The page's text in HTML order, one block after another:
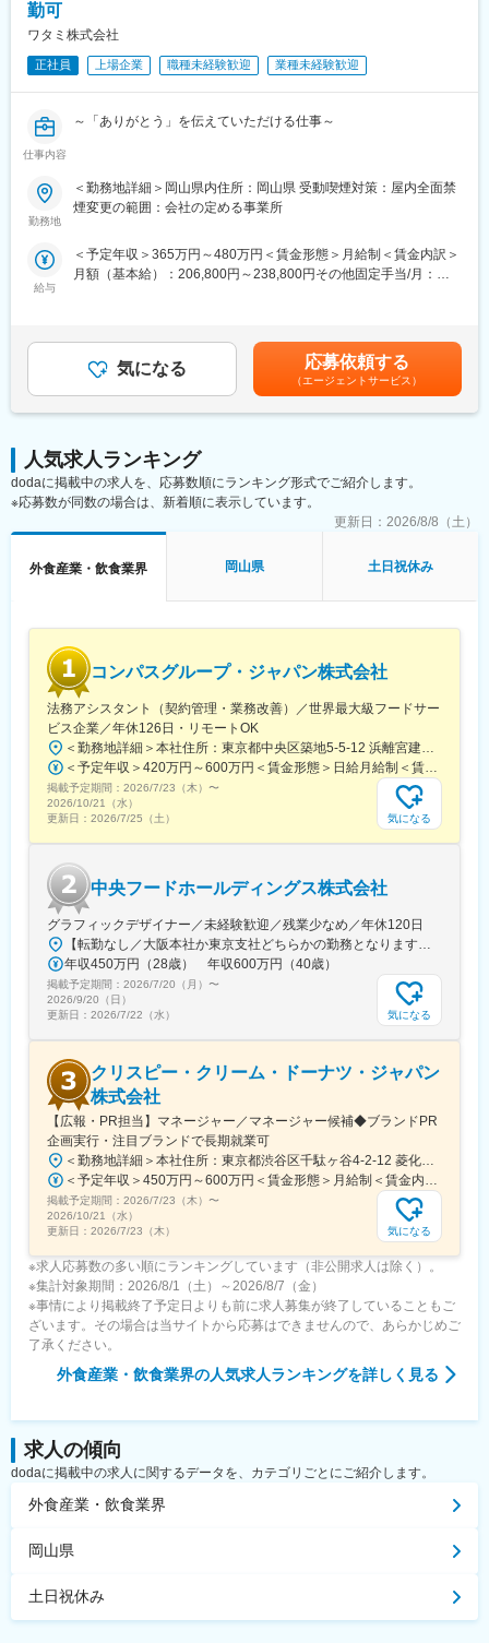
■部門の体制：
経理グループに配属予定です。
極的に事業展開やM&Aを進め、新たなサービスを生み出している
老舗ベンチャー企業です。これまで教習所・ドローン・不動産・
化に伴い、担当事業およびグループ全体を担っていただく経理担
当ポジションを募集します。成長企業の中枢で経理の経験を活か
勤可
ワタミ株式会社
正社員 上場企業 職種未経験歓迎 業種未経験歓迎
仕事内容
～「ありがとう」を伝えていただける仕事～
「まごころさん」と呼ばれる、お届けスタッフさんとともに地域
貢献をしてみたい方を募集します。
ご入社後は、できるところからお仕事を任せ、まずは営業所長と
しての独り立ちを目指していただきます。
都度振り返りながら営業所長を目指していただきますので、
独り立ちまでの3ヶ月程度、未経験の方でも安心して始めていただ
ける環境を整えています。
◇まごころさんと呼ばれる、お届けスタッフのマネジメント
◇営業所の運営・管理
・発注業務や売上・予算管理、販促計画、顧客管理など
・地域の包括支援センターなどの高齢者施設や、ケアマネジャー
・お休みされているお客様へのお勧め など
各自の習得状況によりますが、概ね3か月後を想定しており、所長
任命後は月給21.7万円～、想定年収324万円～となります。
■キャリアパス：
営業所長を経験後は、FA制度等も利用して各人の能力と希望によ
り、それぞれのキャリアを積んでいただけます。
「将来的には、営業所長からエリアを統括する立場へとキャリア
アップしていきたい」「いずれは宅食以外の事業にも挑戦してみ
たい」といった希望も叶えられる環境です。
■当社の魅力：
さんの「ありがとう」を集めることを目標としています。
当社は再生可能エネルギーを利用した循環型6次産業モデルを推進
し、持続可能な社会の実現に貢献しています。
国内外の外食事業、農業、環境事業など多岐にわたる事業を展開
しており、特にワタミファームで採れた有機野菜を用いた食事提
供や、環境負荷を軽減する取り組みを行っています。
また、再生可能エネルギー事業として風力発電設備の開発・建
設・運転管理にも取り組んでいます。以上のような取り組みを通
じて、社会に貢献しながら成長を続ける、魅力的な企業です。
変更の範囲：会社の定める業務
勤務地
＜勤務地詳細＞岡山県内住所：岡山県 受動喫煙対策：屋内全面禁
煙変更の範囲：会社の定める事業所
給与
＜予定年収＞365万円～480万円＜賃金形態＞月給制＜賃金内訳＞
月額（基本給）：206,800円～238,800円その他固定手当/月：
した時間外労働の残業時間代は追加支給■昇給：年2回※半期ごと
の評価による■賞与：年2回※会社の業績と個人評価による賃金は
あくまでも目安の金額であり、選考を通じて上下する可能性があ
ります。月給(月額)は固定手当を含めた表記です。
気になる 応募依頼する
（エージェントサービス）
人気求人ランキング
dodaに掲載中の求人を、応募数順にランキング形式でご紹介します。
※応募数が同数の場合は、新着順に表示しています。
更新日： 2026/8/8（土）
外食産業・飲食業界 岡山県 土日祝休み
コンパスグループ・ジャパン株式会社
法務アシスタント（契約管理・業務改善）／世界最大級フードサー
ビス企業／年休126日・リモートOK
＜勤務地詳細＞本社住所：東京都中央区築地5-5-12 浜離宮建設プラザ4F、5F勤務地最寄駅：都営大江戸線／築地市場駅受動喫煙対策：屋内全面禁煙変更の範囲：無
＜予定年収＞420万円～600万円＜賃金形態＞日給月給制＜賃金内訳＞月額（基本給）：280,000円～410,000円/月20日間勤務想定＜想定月額＞280,000円～410,000円＜昇給有無＞有＜残業手当＞有＜給与補足＞※予定年収はあくまでも目安の金額であり、選考を通じて上下する可能性があります。また管理監督者区分での採用となった場合は、残業代の支給はございません。■賞与：年2回（夏季／固定1ケ月、冬季／業績賞与）■給与査定：年1回賃金はあくまでも目安の金額であり、選考を通じて上下する可能性があります。月給(月額)は固定手当を含めた表記です。
掲載予定期間： 2026/7/23（木） 〜
2026/10/21（水）
更新日： 2026/7/25（土） 気になる
中央フードホールディングス株式会社
グラフィックデザイナー／未経験歓迎／残業少なめ／年休120日
【転勤なし／大阪本社か東京支社どちらかの勤務となります】★大阪本社大阪府大阪市福島区野田2-14-10★東京支社東京都千代田区丸の内1-1-3 日本生命丸の内ガーデンタワーB1※受動喫煙対策：敷地内禁煙
年収450万円（28歳） 年収600万円（40歳）
掲載予定期間： 2026/7/20（月） 〜
2026/9/20（日）
更新日： 2026/7/22（水） 気になる
クリスピー・クリーム・ドーナツ・ジャパン
株式会社
【広報・PR担当】マネージャー／マネージャー候補◆ブランドPR
企画実行・注目ブランドで長期就業可
＜勤務地詳細＞本社住所：東京都渋谷区千駄ヶ谷4-2-12 菱化代々木ビル7F受動喫煙対策：屋内全面禁煙変更の範囲：会社の定める事業所（リモートワーク含む）
＜予定年収＞450万円～600万円＜賃金形態＞月給制＜賃金内訳＞月額（基本給）：345,000円～460,000円＜月給＞345,000円～460,000円＜昇給有無＞有＜残業手当＞無＜給与補足＞※上記はあくまでも目安であり、前職考慮・習熟度等により異なります。■業績連動賞与あり賃金はあくまでも目安の金額であり、選考を通じて上下する可能性があります。月給(月額)は固定手当を含めた表記です。
掲載予定期間： 2026/7/23（木） 〜
2026/10/21（水）
更新日： 2026/7/23（木） 気になる
※求人応募数の多い順にランキングしています（非公開求人は除く）。
※集計対象期間：2026/8/1（土）～2026/8/7（金）
※事情により掲載終了予定日よりも前に求人募集が終了していることもご
ざいます。その場合は当サイトから応募はできませんので、あらかじめご
了承ください。
外食産業・飲食業界の人気求人ランキングを詳しく見る
求人の傾向
dodaに掲載中の求人に関するデータを、カテゴリごとにご紹介します。
外食産業・飲食業界
岡山県
土日祝休み